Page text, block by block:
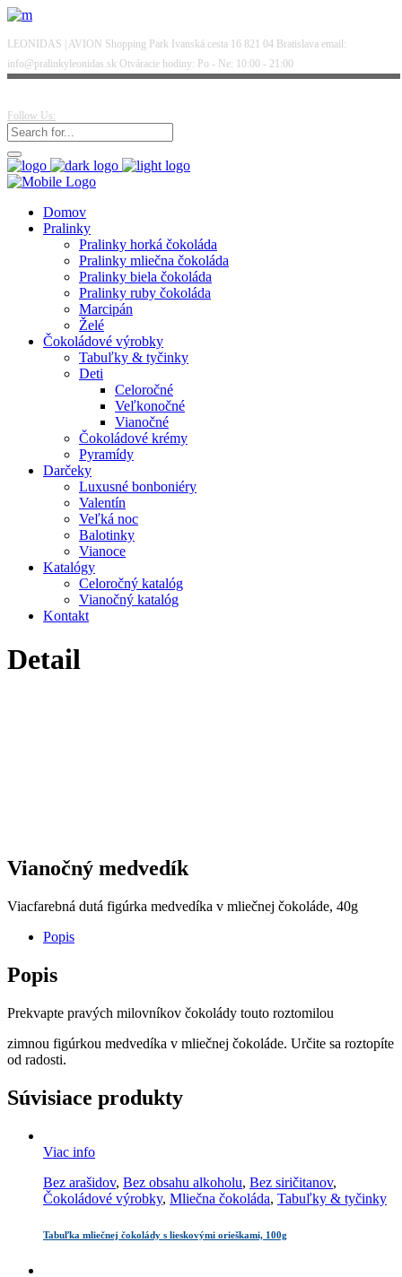
LEONIDAS | AVION Shopping Park Ivanská cesta 16 821 04 Bratislava email:
info@pralinkyleonidas.sk Otváracie hodiny: Po - Ne: 10:00 - 21:00
Follow Us:
Domov
Pralinky
Pralinky horká čokoláda
Pralinky mliečna čokoláda
Pralinky biela čokoláda
Pralinky ruby čokoláda
Marcipán
Želé
Čokoládové výrobky
Tabuľky & tyčinky
Deti
Celoročné
Veľkonočné
Vianočné
Čokoládové krémy
Pyramídy
Darčeky
Luxusné bonboniéry
Valentín
Veľká noc
Balotinky
Vianoce
Katalógy
Celoročný katalóg
Vianočný katalóg
Kontakt
Detail
Vianočný medvedík
Viacfarebná dutá figúrka medvedíka v mliečnej čokoláde, 40g
Popis
Popis
Prekvapte pravých milovníkov čokolády touto roztomilou
zimnou figúrkou medvedíka v mliečnej čokoláde. Určite sa roztopíte
od radosti.
Súvisiace produkty
Viac info
Bez arašidov, Bez obsahu alkoholu, Bez siričitanov,
Čokoládové výrobky, Mliečna čokoláda, Tabuľky & tyčinky
Tabuľka mliečnej čokolády s lieskovými orieškami, 100g